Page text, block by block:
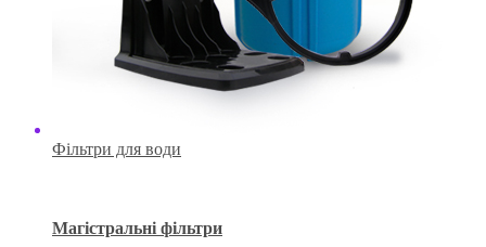
Фільтри для води
Магістральні фільтри